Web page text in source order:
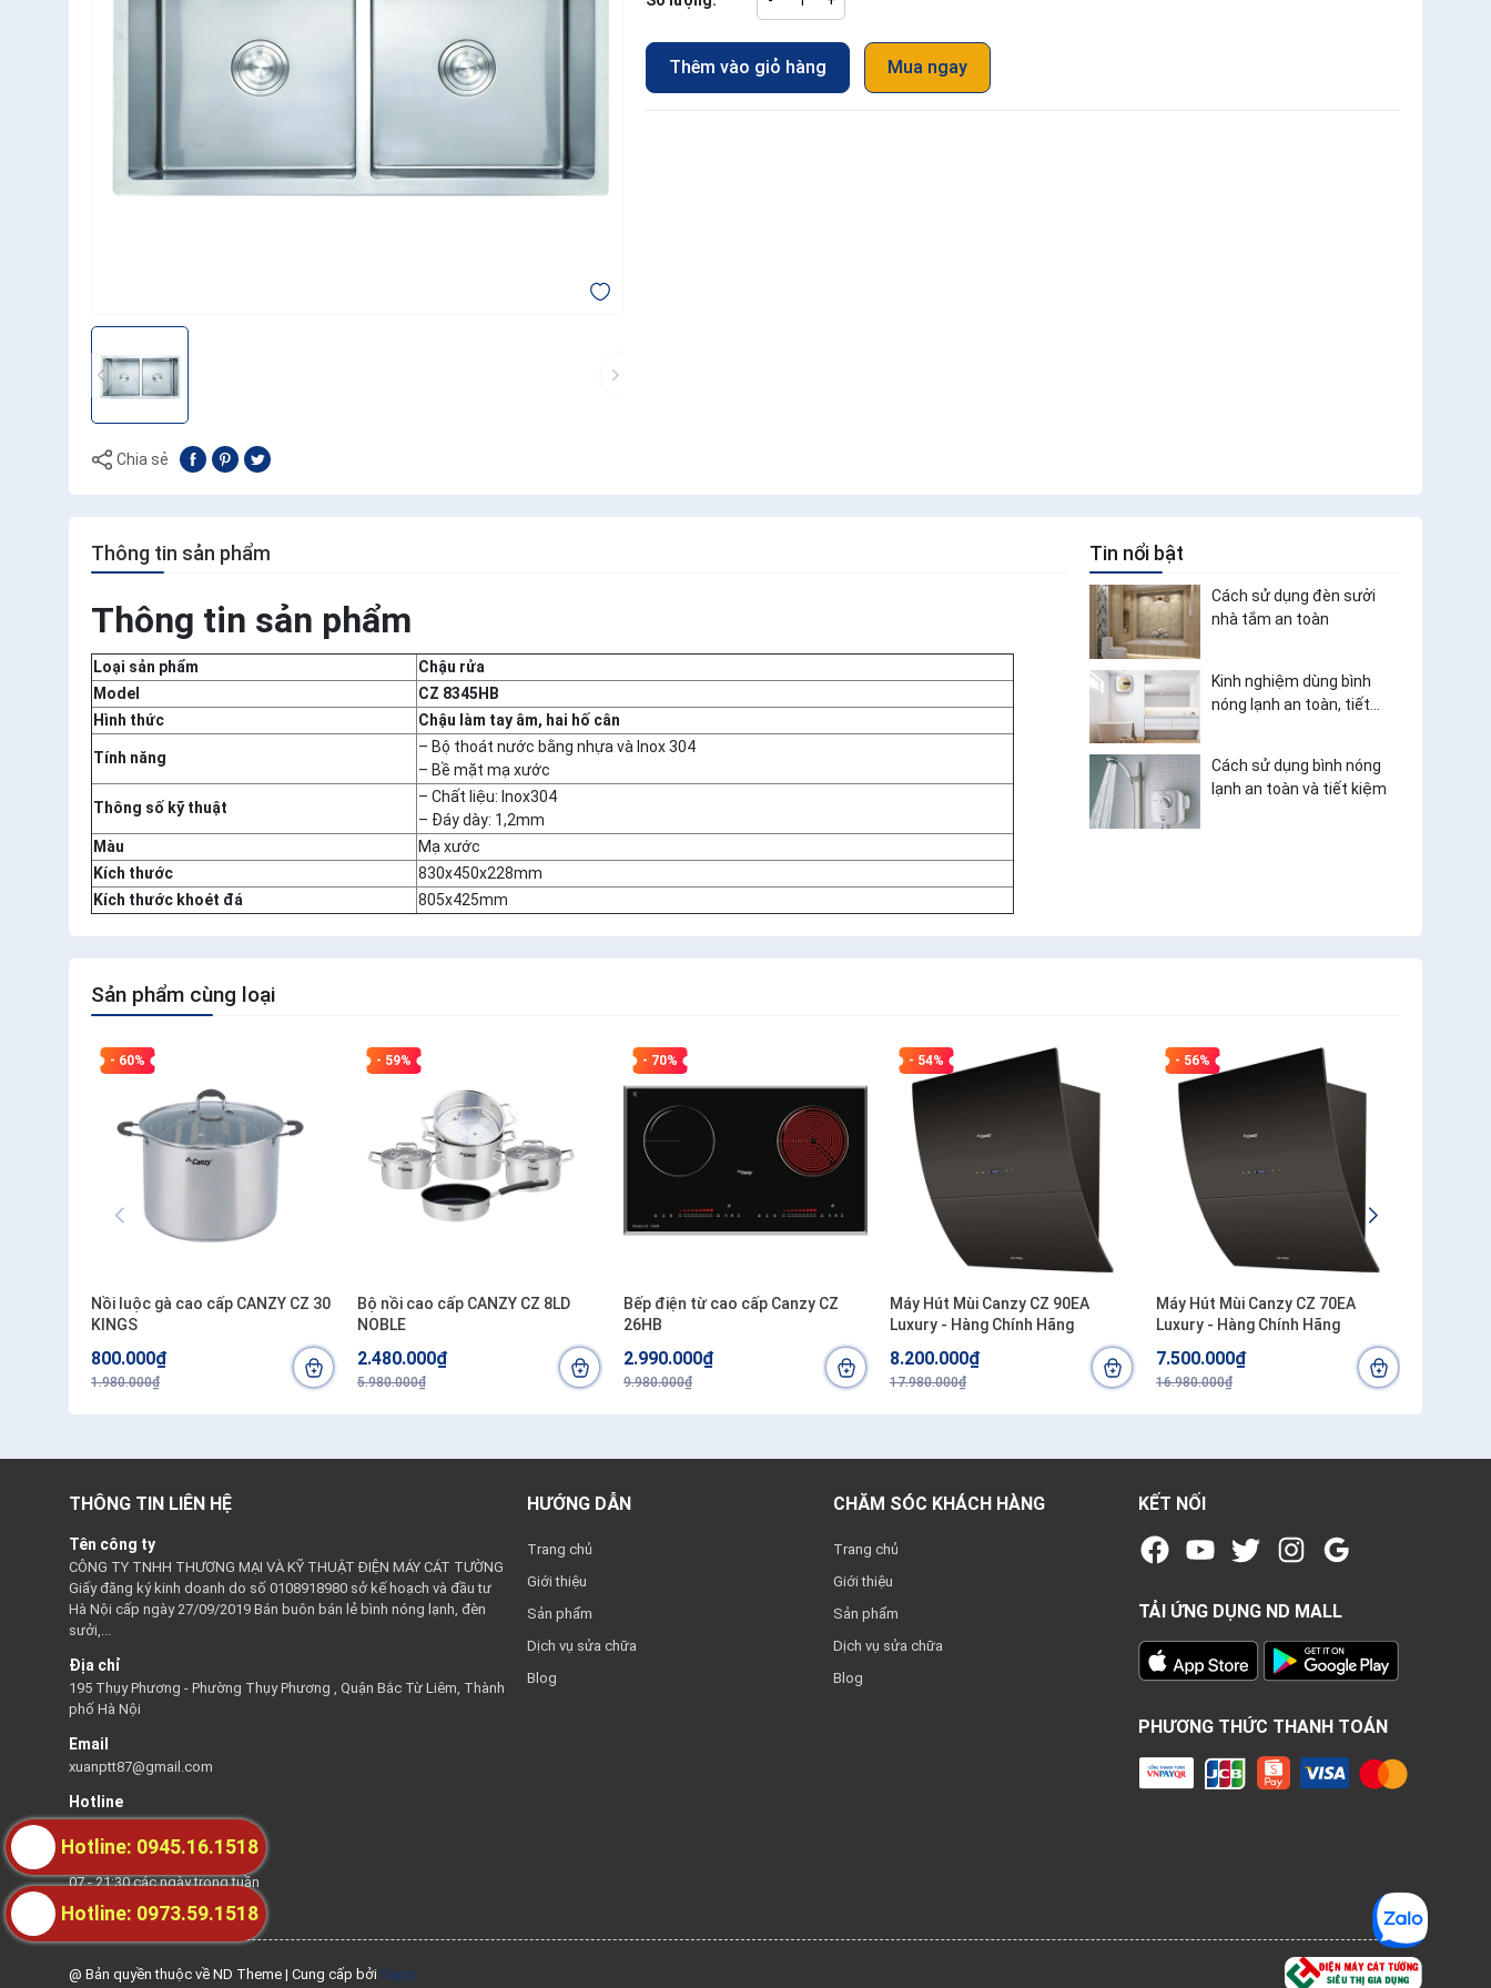
Chia sẻ
Thêm vào giỏ hàng Mua ngay
Thông tin sản phẩm
Thông tin sản phẩm
Loại sản phẩm
Chậu rửa
Model
CZ 8345HB
Hình thức
Chậu làm tay âm, hai hố cân
Tính năng
– Bộ thoát nước bằng nhựa và Inox 304
– Bề mặt mạ xước
Thông số kỹ thuật
– Chất liệu: Inox304
– Đáy dày: 1,2mm
Màu
Mạ xước
Kích thước
830x450x228mm
Kích thước khoét đá
805x425mm
Tin nổi bật
Cách sử dụng đèn sưởi
nhà tắm an toàn
Kinh nghiệm dùng bình
nóng lạnh an toàn, tiết
Cách sử dụng bình nóng
lạnh an toàn và tiết kiệm
Sản phẩm cùng loại
- 60%
Nồi luộc gà cao cấp CANZY CZ 30
KINGS
800.000₫
1.980.000₫
- 59%
Bộ nồi cao cấp CANZY CZ 8LD
NOBLE
2.480.000₫
5.980.000₫
- 70%
Bếp điện từ cao cấp Canzy CZ
26HB
2.990.000₫
9.980.000₫
- 54%
Máy Hút Mùi Canzy CZ 90EA
Luxury - Hàng Chính Hãng
8.200.000₫
17.980.000₫
- 56%
Máy Hút Mùi Canzy CZ 70EA
Luxury - Hàng Chính Hãng
7.500.000₫
16.980.000₫
THÔNG TIN LIÊN HỆ
Tên công ty
CÔNG TY TNHH THƯƠNG MẠI VÀ KỸ THUẬT ĐIỆN MÁY CÁT TƯỜNG
Giấy đăng ký kinh doanh do số 0108918980 sở kế hoạch và đầu tư
Hà Nội cấp ngày 27/09/2019 Bán buôn bán lẻ bình nóng lạnh, đèn
sưởi,...
Địa chỉ
195 Thụy Phương - Phường Thụy Phương , Quận Bắc Từ Liêm, Thành
phố Hà Nội
Email
xuanptt87@gmail.com
Hotline
0945161518
Thời gian hỗ trợ
07 - 21:30 các ngày trong tuần
HƯỚNG DẪN
Trang chủ
Giới thiệu
Sản phẩm
Dịch vụ sửa chữa
Blog
CHĂM SÓC KHÁCH HÀNG
Trang chủ
Giới thiệu
Sản phẩm
Dịch vụ sửa chữa
Blog
KẾT NỐI
TẢI ỨNG DỤNG ND MALL
PHƯƠNG THỨC THANH TOÁN
@ Bản quyền thuộc về ND Theme | Cung cấp bởi Sapo
Hotline: 0973.59.1518
Hotline: 0945.16.1518